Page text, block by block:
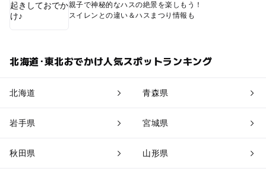
親子で神秘的なハスの絶景を楽しもう！
スイレンとの違い＆ハスまつり情報も
北海道･東北おでかけ人気スポットランキング
北海道 青森県
岩手県 宮城県
秋田県 山形県